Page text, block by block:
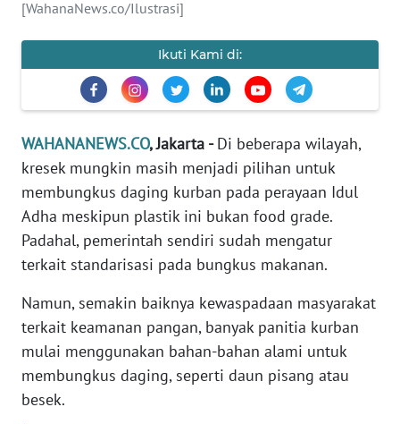
[WahanaNews.co/Ilustrasi]
Ikuti Kami di:
WAHANANEWS.CO, Jakarta -Di beberapa wilayah,
kresek mungkin masih menjadi pilihan untuk
membungkus daging kurban pada perayaan Idul
Adha meskipun plastik ini bukan food grade.
Padahal, pemerintah sendiri sudah mengatur
terkait standarisasi pada bungkus makanan.
Namun, semakin baiknya kewaspadaan masyarakat
terkait keamanan pangan, banyak panitia kurban
mulai menggunakan bahan-bahan alami untuk
membungkus daging, seperti daun pisang atau
besek.
EDITORIAL
Informasi
INDEKS
BERITA
KONTAK
KAMI